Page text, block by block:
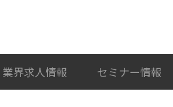
業界求人情報 セミナー情報